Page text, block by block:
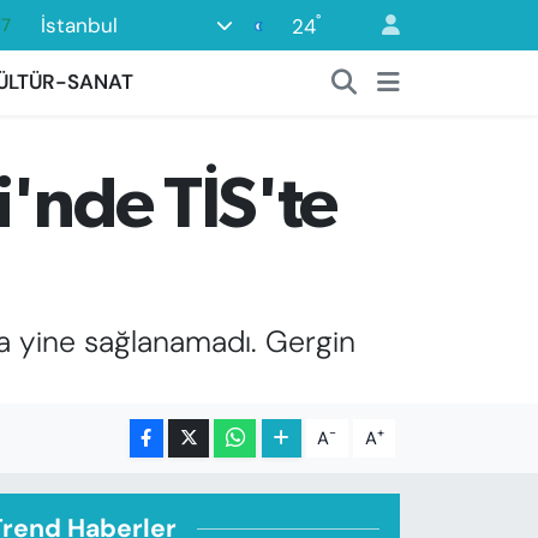
İstanbul 24°
SANAT
TİS'te
yine sağlanamadı. Gergin
A- A+
Haberler